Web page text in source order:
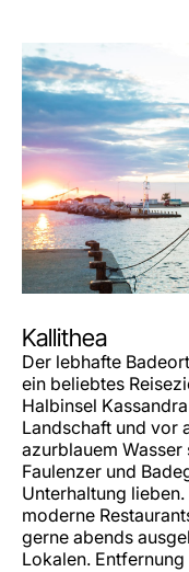
Kallithea
Der lebhafte
ein beliebtes
Halbinsel
Landschaft und vor
azurblauem
Faulenzer und
Unterhaltung
moderne
gerne abends
Lokalen.